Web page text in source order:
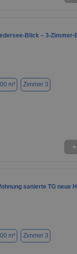
Blick – 3-Zimmer-
m² Zimmer 3
★
sanierte TG neue
m² Zimmer 3